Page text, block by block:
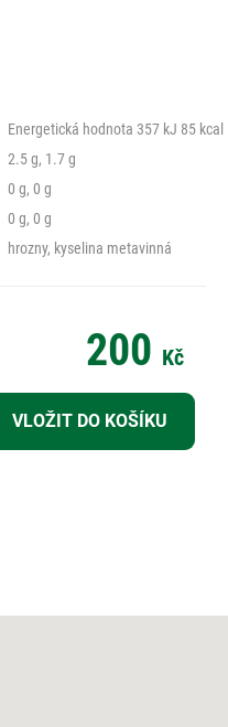
Energetická hodnota 357 kJ 85 kcal
2.5 g, 1.7 g
0 g, 0 g
0 g, 0 g
hrozny, kyselina metavinná
200 Kč